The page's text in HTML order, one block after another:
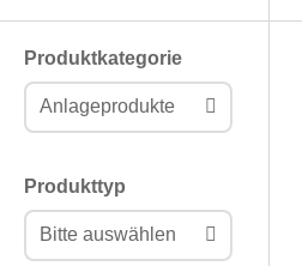
Produktkategorie
Anlageprodukte
Produkttyp
Bitte auswählen